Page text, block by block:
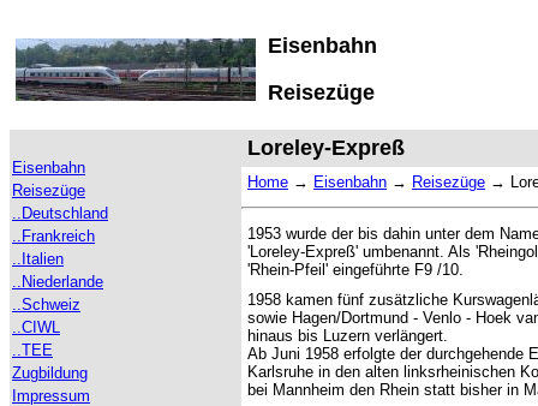
Eisenbahn
Reisezüge
Eisenbahn
Reisezüge
..Deutschland
..Frankreich
..Italien
..Niederlande
..Schweiz
..CIWL
..TEE
Zugbildung
Impressum
Loreley-Expreß
Home → Eisenbahn → Reisezüge →
1953 wurde der bis dahin unter dem
'Loreley-Expreß' umbenannt. Als
'Rhein-Pfeil' eingeführte F9 /10.
1958 kamen fünf zusätzliche
sowie Hagen/Dortmund - Venlo - Hoek
hinaus bis Luzern verlängert.
Ab Juni 1958 erfolgte der durchgehende
Karlsruhe in den alten linksrheinischen
bei Mannheim den Rhein statt bisher in